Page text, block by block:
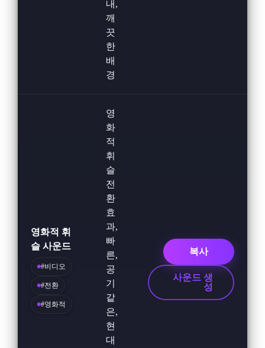
내,
깨
끗
한
배
경
영화적 휘
슬 사운드
#비디오
#전환
#영화적
영
화
적
휘
슬
전
환
효
과,
빠
른,
공
기
같
은,
현
대
복사
사운드 생
성